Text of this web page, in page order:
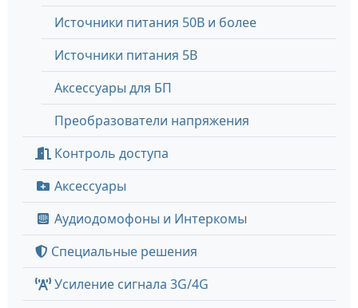
Источники питания 50В и более
Источники питания 5В
Аксессуары для БП
Преобразователи напряжения
Контроль доступа
Аксессуары
Аудиодомофоны и Интеркомы
Специальные решения
Усиление сигнала 3G/4G